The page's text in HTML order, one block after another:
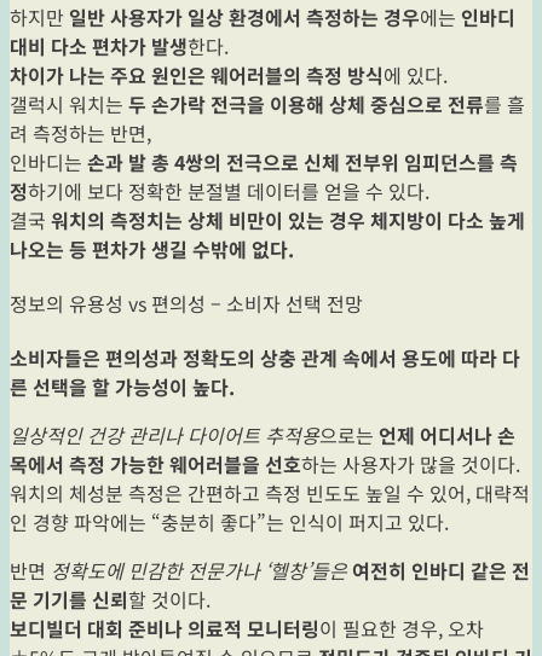
하지만 일반 사용자가 일상 환경에서 측정하는 경우에는 인바디
대비 다소 편차가 발생한다.
차이가 나는 주요 원인은 웨어러블의 측정 방식에 있다.
갤럭시 워치는 두 손가락 전극을 이용해 상체 중심으로 전류를 흘
려 측정하는 반면,
인바디는 손과 발 총 4쌍의 전극으로 신체 전부위 임피던스를 측
정하기에 보다 정확한 분절별 데이터를 얻을 수 있다.
결국 워치의 측정치는 상체 비만이 있는 경우 체지방이 다소 높게
나오는 등 편차가 생길 수밖에 없다.
정보의 유용성 vs 편의성 – 소비자 선택 전망
소비자들은 편의성과 정확도의 상충 관계 속에서 용도에 따라 다
른 선택을 할 가능성이 높다.
일상적인 건강 관리나 다이어트 추적용으로는 언제 어디서나 손
목에서 측정 가능한 웨어러블을 선호하는 사용자가 많을 것이다.
워치의 체성분 측정은 간편하고 측정 빈도도 높일 수 있어, 대략적
인 경향 파악에는 “충분히 좋다”는 인식이 퍼지고 있다.
반면 정확도에 민감한 전문가나 ‘헬창’들은 여전히 인바디 같은 전
문 기기를 신뢰할 것이다.
보디빌더 대회 준비나 의료적 모니터링이 필요한 경우, 오차